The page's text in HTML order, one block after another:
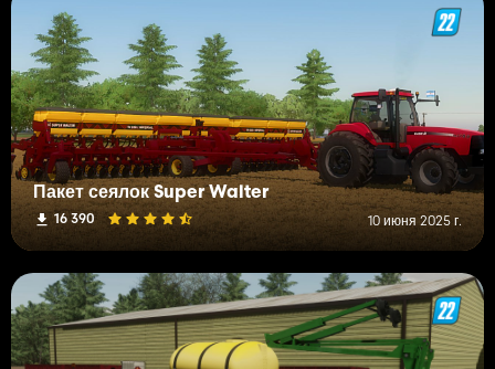
Пакет сеялок Super Walter
16 390 10 июня 2025 г.